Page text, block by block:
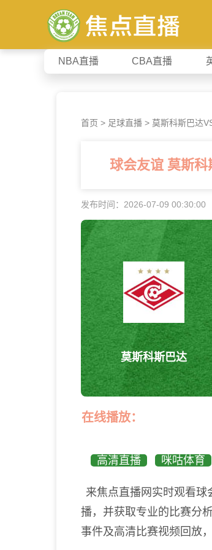
NBA直播 CBA直播
首页 > 足球直播 > 莫斯科斯巴达
球会友谊 莫斯科
发布时间：2026-07-09 00:30:00
莫斯科斯巴达
在线播放：
高清直播 咪咕体育
来焦点直播网实时观看
播，并获取专业的比赛分
事件及高清比赛视频回放